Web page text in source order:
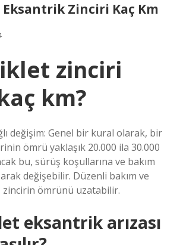
Zinciri Kaç Km
zinciri
km?
değişim: Genel bir kural olarak, bir
ömrü yaklaşık 20.000 ila 30.000
bu, sürüş koşullarına ve bakım
değişebilir. Düzenli bakım ve
zincirin ömrünü uzatabilir.
eksantrik arızası